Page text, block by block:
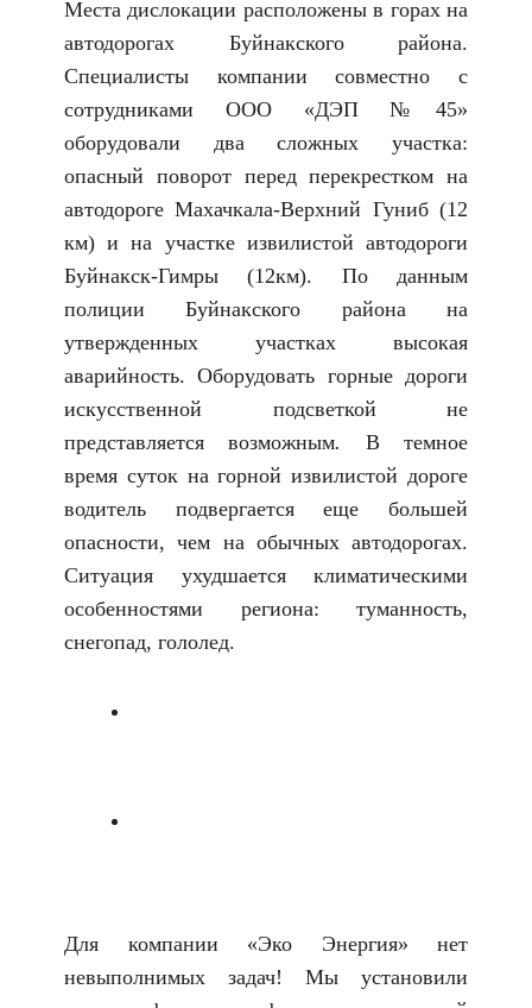
Места дислокации расположены в горах на
автодорогах Буйнакского района.
Специалисты компании совместно с
сотрудниками ООО «ДЭП №45»
оборудовали два сложных участка:
опасный поворот перед перекрестком на
автодороге Махачкала-Верхний Гуниб (12
км) и на участке извилистой автодороги
Буйнакск-Гимры (12км). По данным
полиции Буйнакского района на
утвержденных участках высокая
аварийность. Оборудовать горные дороги
искусственной подсветкой не
представляется возможным.
В темное
время суток на горной извилистой дороге
водитель подвергается еще большей
опасности, чем на обычных автодорогах.
Ситуация ухудшается климатическими
особенностями региона: туманность,
снегопад, гололед.
Для компании «Эко Энергия» нет
невыполнимых задач! Мы установили